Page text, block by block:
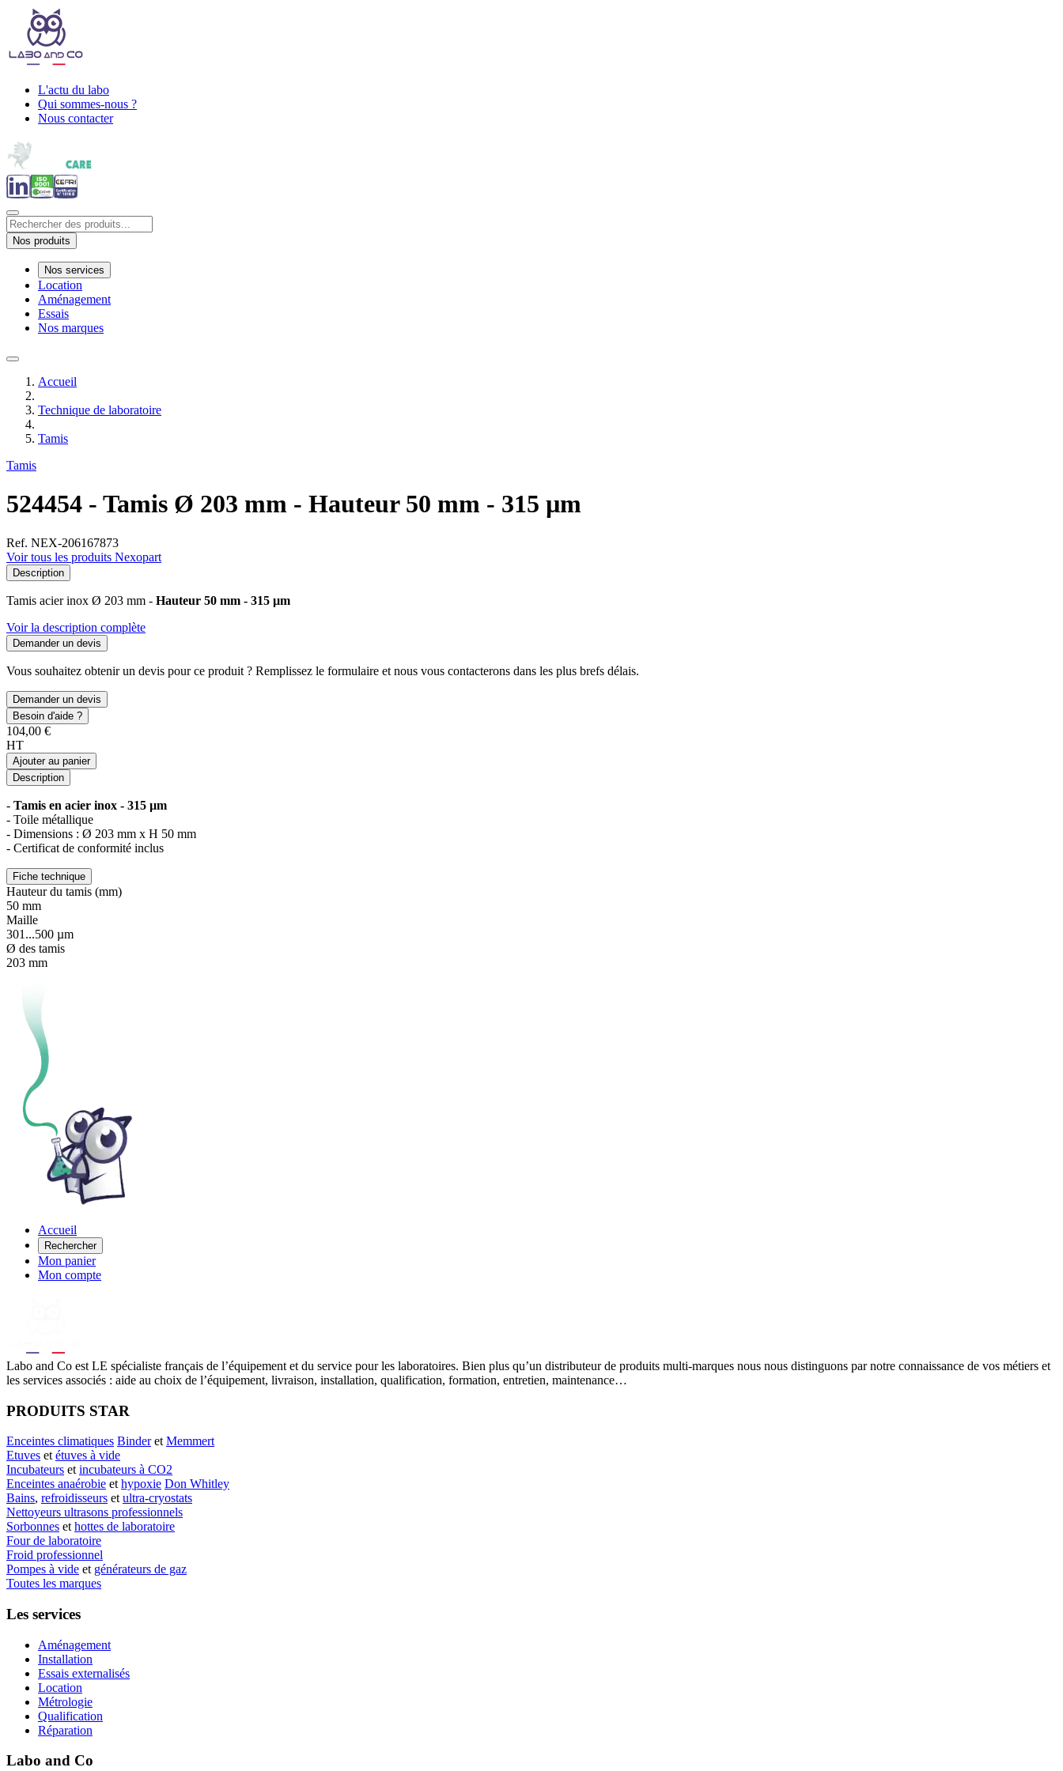
L'actu du labo
Qui sommes-nous ?
Nous contacter
Nos produits
Nos services
Location
Aménagement
Essais
Nos marques
Accueil
Technique de laboratoire
Tamis
Tamis
524454 - Tamis Ø 203 mm - Hauteur 50 mm - 315 µm
Ref. NEX-206167873
Voir tous les produits Nexopart
Description
Tamis acier inox Ø 203 mm - Hauteur 50 mm - 315 µm
Voir la description complète
Demander un devis
Vous souhaitez obtenir un devis pour ce produit ? Remplissez le formulaire et nous vous contacterons dans les plus brefs délais.
Demander un devis
Besoin d'aide ?
104,00 €
HT
Ajouter au panier
Description
- Tamis en acier inox - 315 µm
- Toile métallique
- Dimensions : Ø 203 mm x H 50 mm
- Certificat de conformité inclus
Fiche technique
Hauteur du tamis (mm)
50 mm
Maille
301...500 µm
Ø des tamis
203 mm
Accueil
Rechercher
Mon panier
Mon compte
Labo and Co est LE spécialiste français de l’équipement et du service pour les laboratoires. Bien plus qu’un distributeur de produits multi-marques nous nous distinguons par notre connaissance de vos métiers et
les services associés : aide au choix de l’équipement, livraison, installation, qualification, formation, entretien, maintenance…
PRODUITS STAR
Enceintes climatiques Binderet Memmert
Etuves et étuves à vide
Incubateurs et incubateurs à CO2
Enceintes anaérobie et hypoxie Don Whitley
Bains, refroidisseurs et ultra-cryostats
Nettoyeurs ultrasons professionnels
Sorbonnes et hottes de laboratoire
Four de laboratoire
Froid professionnel
Pompes à vide et générateurs de gaz
Toutes les marques
Les services
Aménagement
Installation
Essais externalisés
Location
Métrologie
Qualification
Réparation
Labo and Co